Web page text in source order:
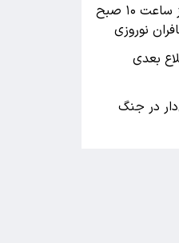
اعمال محدودیت تردد در چالوس از ساعت ۱۰ صبح
نوروزی
بعدی
در جنگ